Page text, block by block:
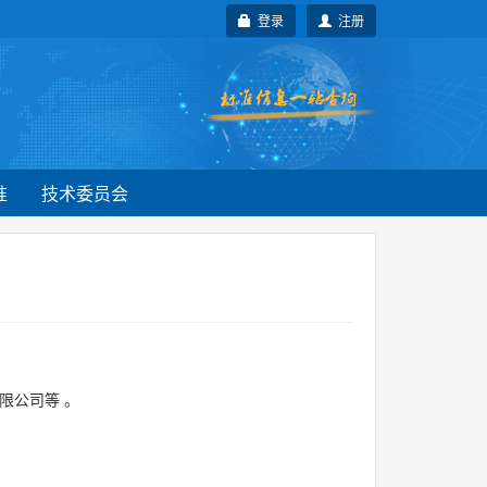
注册
登录
技术委员会
公司等 。